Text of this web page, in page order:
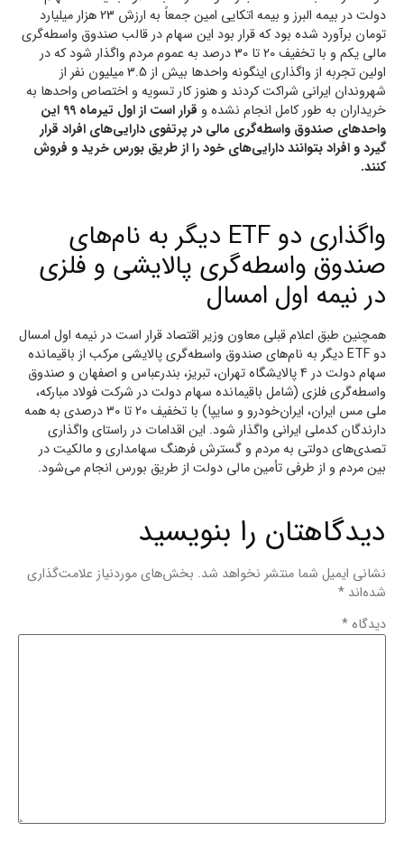
دولت در بیمه البرز و بیمه اتکایی امین جمعاً به ارزش 23 هزار میلیارد
تومان برآورد شده بود که قرار بود این سهام در قالب صندوق واسطه‌گری
مالی یکم و با تخفیف 20 تا 30 درصد به عموم مردم واگذار شود که در
اولین تجربه از واگذاری اینگونه واحدها بیش‌ از 3.5 میلیون نفر از
شهروندان ایرانی شراکت کردند و هنوز کار تسویه و اختصاص واحدها به
خریداران به طور کامل انجام نشده و
قرار است از اول تیرماه 99 این
واحدهای صندوق واسطه‌گری مالی در پرتفوی دارایی‌های افراد قرار
گیرد و افراد بتوانند دارایی‌های خود را از طریق بورس خرید و فروش
کنند.
واگذاری دو ETF دیگر به نام‌های
صندوق واسطه‌گری پالایشی و فلزی
در نیمه اول امسال
همچنین طبق اعلام قبلی معاون وزیر اقتصاد قرار است در نیمه اول امسال
دو ETF دیگر به نام‌های صندوق واسطه‌گری پالایشی مرکب از باقیمانده
سهام دولت در 4 پالایشگاه تهران، تبریز، بندرعباس و اصفهان و صندوق
واسطه‌گری فلزی (شامل باقیمانده سهام دولت در شرکت فولاد مبارکه،
ملی مس ایران، ایران‌خودرو و سایپا) با تخفیف 20 تا 30 درصدی به همه
دارندگان کدملی ایرانی واگذار شود. این اقدامات در راستای واگذاری
تصدی‌های دولتی به مردم و گسترش فرهنگ سهامداری و مالکیت در
بین مردم و از طرفی تأمین مالی دولت از طریق بورس انجام می‌شود.
دیدگاهتان را بنویسید
نشانی ایمیل شما منتشر نخواهد شد. بخش‌های موردنیاز علامت‌گذاری
شده‌اند *
دیدگاه *